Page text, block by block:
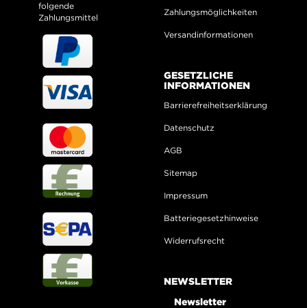
folgende
Zahlungsmittel
Zahlungsmöglichkeiten
Versandinformationen
GESETZLICHE
INFORMATIONEN
Barrierefreiheitserklärung
Datenschutz
AGB
Sitemap
Impressum
Batteriegesetzhinweise
Widerrufsrecht
NEWSLETTER
Newsletter